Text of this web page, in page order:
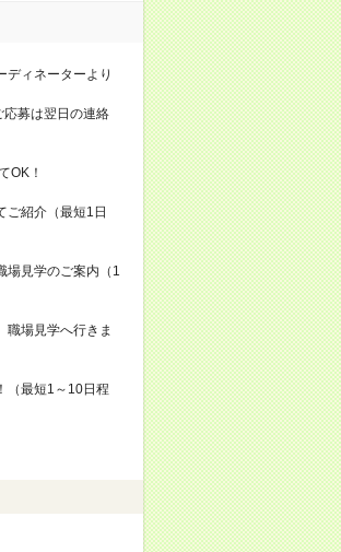
ディネーターより
応募は翌日の連絡
OK！
ご紹介（最短1日
場見学のご案内（1
職場見学へ行きま
（最短1～10日程